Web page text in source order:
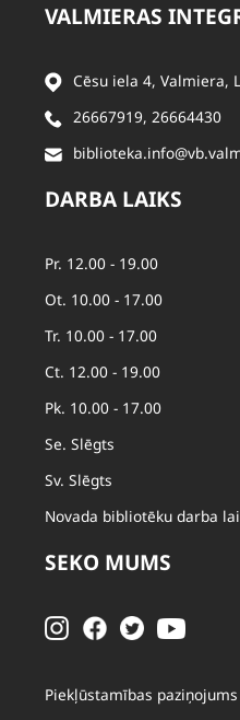
VALMIERAS
Cēsu iela 4, Valmiera,
26667919, 26664430
DARBA LAIKS
Pr. 12.00 - 19.00
Ot. 10.00 - 17.00
Tr. 10.00 - 17.00
Ct. 12.00 - 19.00
Pk. 10.00 - 17.00
Se. Slēgts
Sv. Slēgts
Novada bibliotēku darba
SEKO MUMS
Piekļūstamības paziņojums